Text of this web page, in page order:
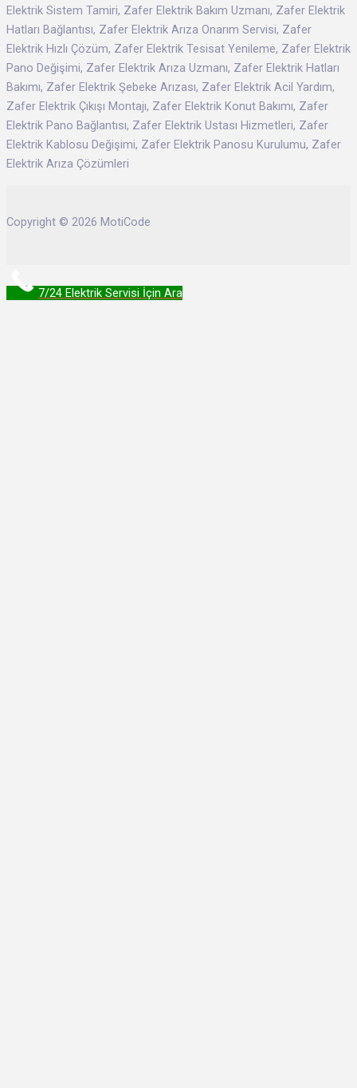
Elektrik Sistem Tamiri, Zafer Elektrik Bakım Uzmanı, Zafer Elektrik
Hatları Bağlantısı, Zafer Elektrik Arıza Onarım Servisi, Zafer
Elektrik Hızlı Çözüm, Zafer Elektrik Tesisat Yenileme, Zafer Elektrik
Pano Değişimi, Zafer Elektrik Arıza Uzmanı, Zafer Elektrik Hatları
Bakımı, Zafer Elektrik Şebeke Arızası, Zafer Elektrik Acil Yardım,
Zafer Elektrik Çıkışı Montajı, Zafer Elektrik Konut Bakımı, Zafer
Elektrik Pano Bağlantısı, Zafer Elektrik Ustası Hizmetleri, Zafer
Elektrik Kablosu Değişimi, Zafer Elektrik Panosu Kurulumu, Zafer
Elektrik Arıza Çözümleri
Copyright © 2026 MotiCode
7/24 Elektrik Servisi İçin Ara